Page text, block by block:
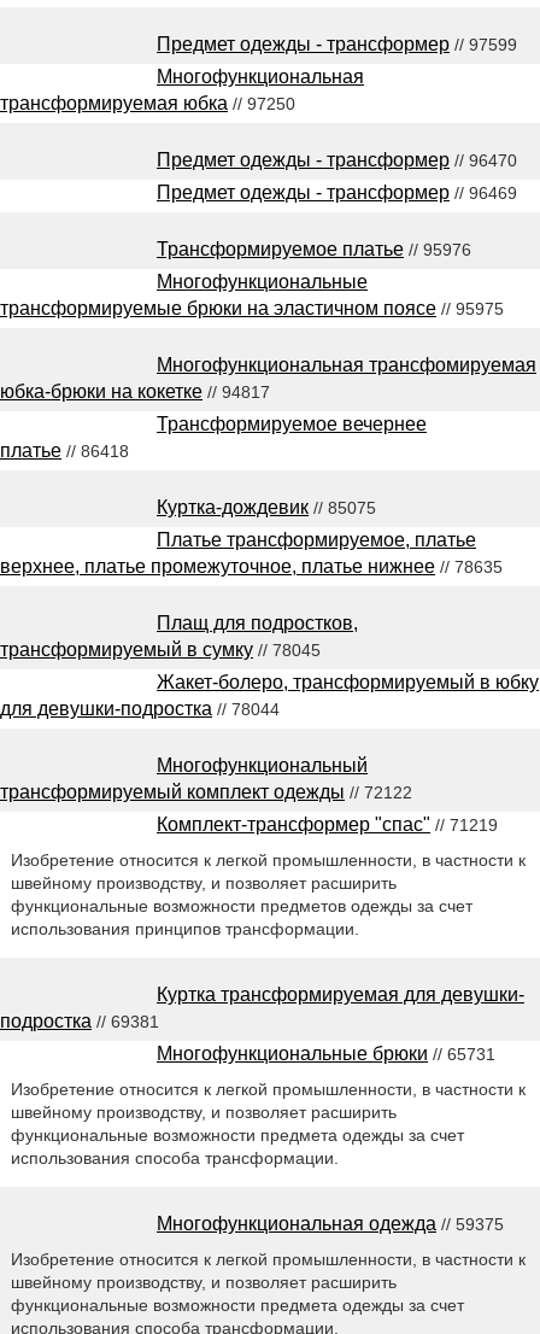
Предмет одежды - трансформер // 97599
Многофункциональная
трансформируемая юбка // 97250
Предмет одежды - трансформер // 96470
Предмет одежды - трансформер // 96469
Трансформируемое платье // 95976
Многофункциональные
трансформируемые брюки на эластичном поясе // 95975
Многофункциональная трансфомируемая
юбка-брюки на кокетке // 94817
Трансформируемое вечернее
платье // 86418
Куртка-дождевик // 85075
Платье трансформируемое, платье
верхнее, платье промежуточное, платье нижнее // 78635
Плащ для подростков,
трансформируемый в сумку // 78045
Жакет-болеро, трансформируемый в юбку
для девушки-подростка // 78044
Многофункциональный
трансформируемый комплект одежды // 72122
Комплект-трансформер "спас" // 71219
Изобретение относится к легкой промышленности, в частности к
швейному производству, и позволяет расширить
функциональные возможности предметов одежды за счет
использования принципов трансформации.
Куртка трансформируемая для девушки-
подростка // 69381
Многофункциональные брюки // 65731
Изобретение относится к легкой промышленности, в частности к
швейному производству, и позволяет расширить
функциональные возможности предмета одежды за счет
использования способа трансформации.
Многофункциональная одежда // 59375
Изобретение относится к легкой промышленности, в частности к
швейному производству, и позволяет расширить
функциональные возможности предмета одежды за счет
использования способа трансформации.